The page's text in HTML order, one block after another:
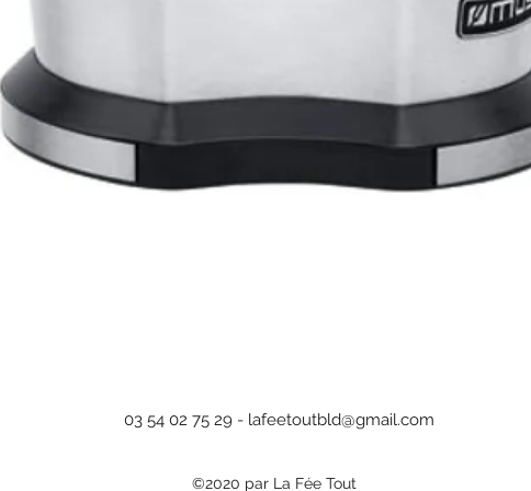
03 54 02 75 29 - lafeetoutbld@gmail.com
©2020 par La Fée Tout